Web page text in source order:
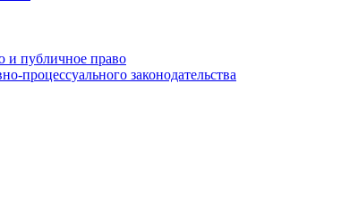
и публичное право
процессуального законодательства